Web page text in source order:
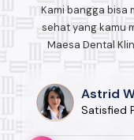
Kami bangga bisa
sehat yang kamu
Maesa Dental
Astrid
Satisfied